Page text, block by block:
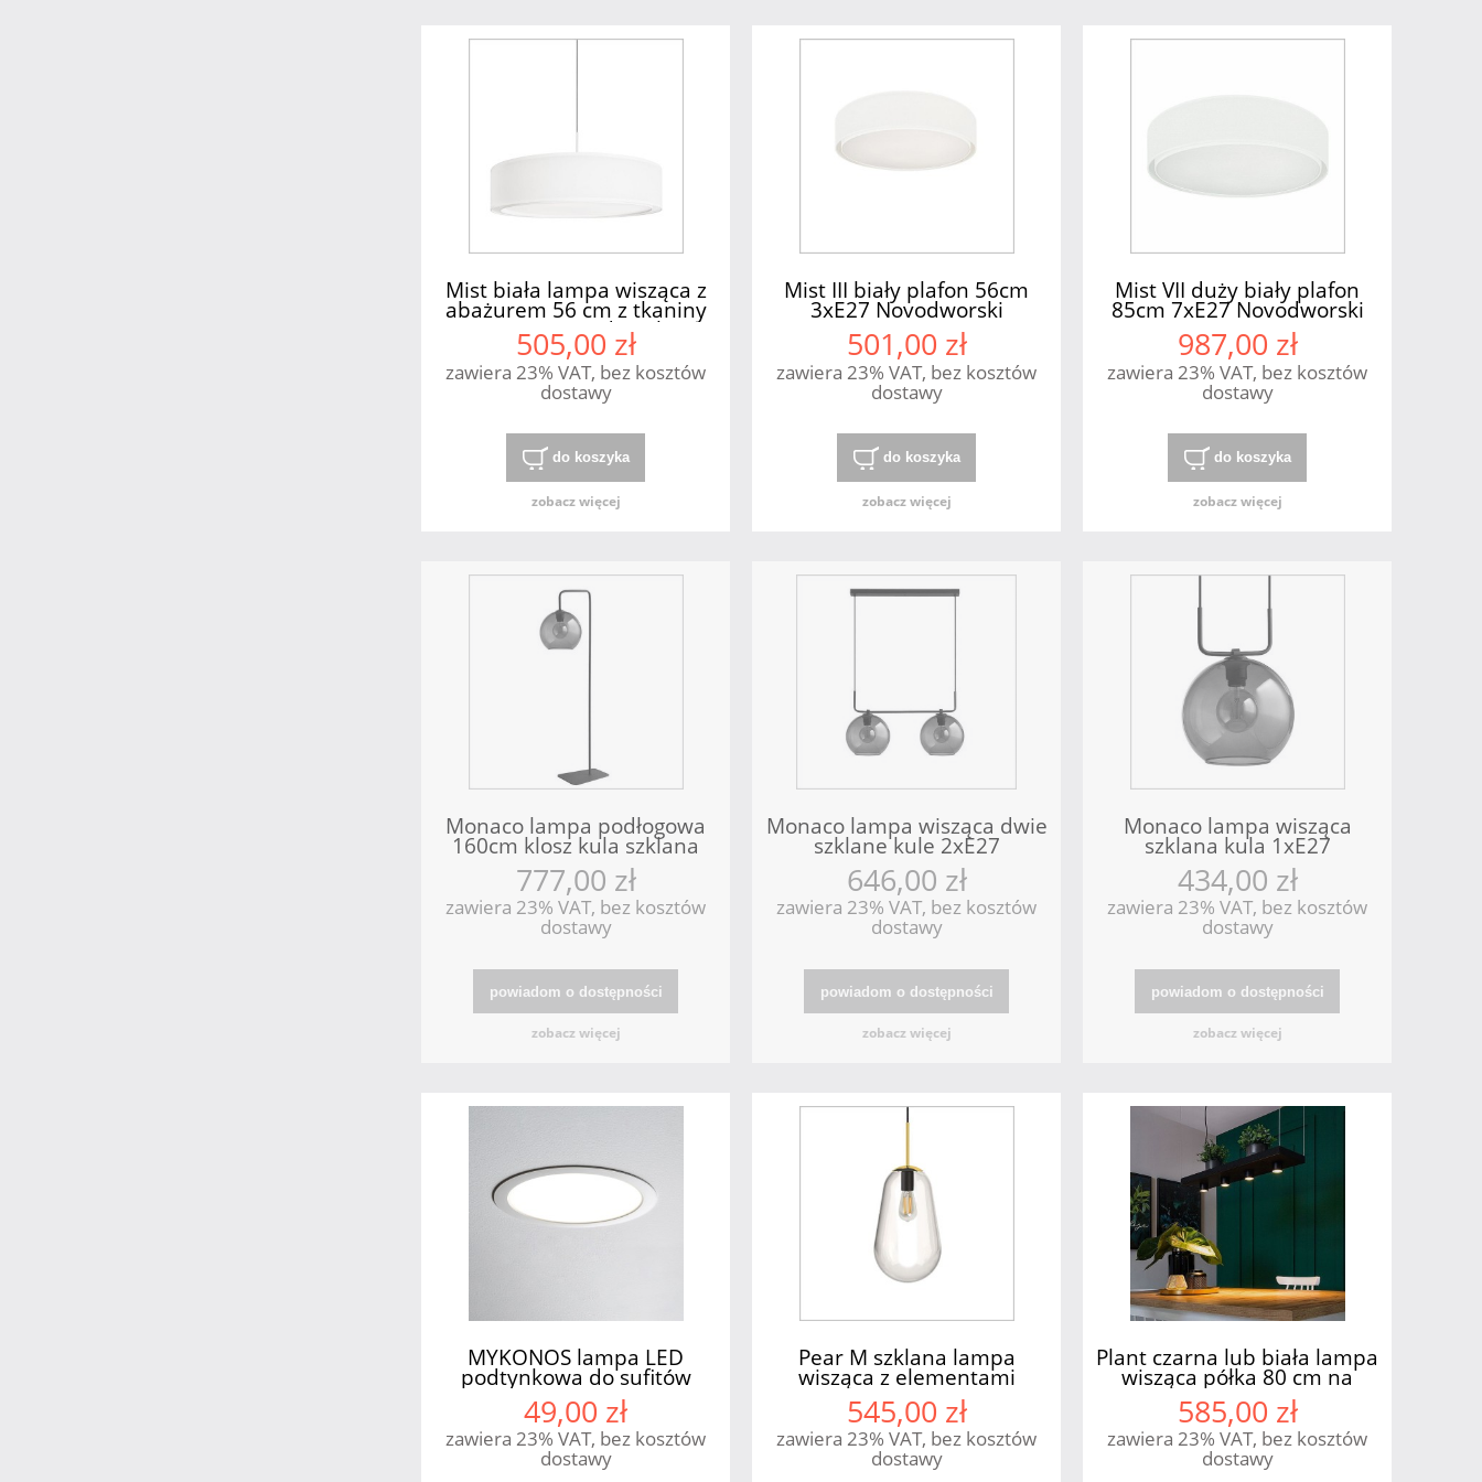
Mist biała lampa wisząca z
abażurem 56 cm z tkaniny
3xE27 Nowodvorski
505,00 zł
zawiera 23% VAT, bez kosztów
dostawy
do koszyka
zobacz więcej
Mist III biały plafon 56cm
3xE27 Novodworski
501,00 zł
zawiera 23% VAT, bez kosztów
dostawy
do koszyka
zobacz więcej
Mist VII duży biały plafon
85cm 7xE27 Novodworski
987,00 zł
zawiera 23% VAT, bez kosztów
dostawy
do koszyka
zobacz więcej
Monaco lampa podłogowa
160cm klosz kula szklana
1xE27 Nowodvorski
777,00 zł
zawiera 23% VAT, bez kosztów
dostawy
powiadom o dostępności
zobacz więcej
Monaco lampa wisząca dwie
szklane kule 2xE27
Nowodvorski
646,00 zł
zawiera 23% VAT, bez kosztów
dostawy
powiadom o dostępności
zobacz więcej
Monaco lampa wisząca
szklana kula 1xE27
Nowodvorski
434,00 zł
zawiera 23% VAT, bez kosztów
dostawy
powiadom o dostępności
zobacz więcej
MYKONOS lampa LED
podtynkowa do sufitów
podwieszonych
Nowodvorski
49,00 zł
zawiera 23% VAT, bez kosztów
dostawy
Pear M szklana lampa
wisząca z elementami
mosiądzu 1xE27
Nowodvorski
545,00 zł
zawiera 23% VAT, bez kosztów
dostawy
Plant czarna lub biała lampa
wisząca półka 80 cm na
kwiaty 4xGU10 Nowodvorski
585,00 zł
zawiera 23% VAT, bez kosztów
dostawy